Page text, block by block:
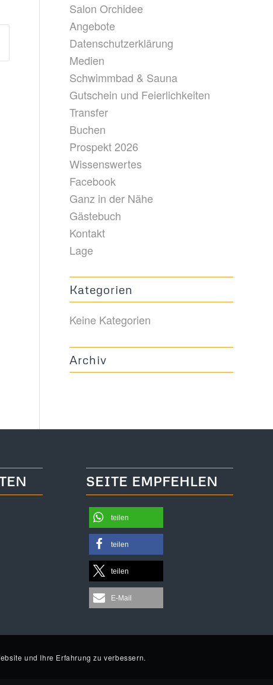
Salon Orchidee
Angebote
Datenschutzerklärung
Medien
Schwimmbad & Sauna
Gutschein und Feierlichkeiten
Transfer
Buchen
Prospekt 2026
Wissenswertes
Facebook
Ganz in der Nähe
Gästebuch
Kontakt
Lage
Kategorien
Keine Kategorien
Archiv
SEITE EMPFEHLEN
teilen
teilen
teilen
E-Mail
und Ihre Erfahrung zu verbessern.